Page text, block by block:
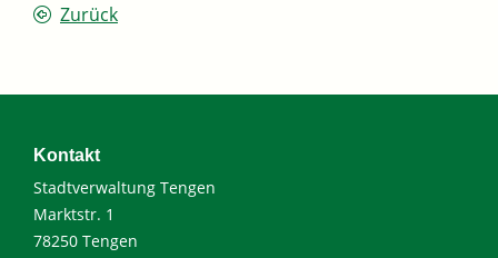
Zurück
Kontakt
Stadtverwaltung Tengen
Marktstr. 1
78250 Tengen